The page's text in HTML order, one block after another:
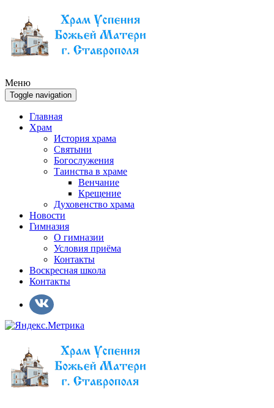
Меню
Toggle navigation
Главная
Храм
История храма
Святыни
Богослужения
Таинства в храме
Венчание
Крещение
Духовенство храма
Новости
Гимназия
О гимназии
Условия приёма
Контакты
Воскресная школа
Контакты